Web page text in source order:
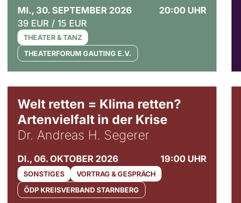
MI., 30. SEPTEMBER 2026
20:00 UHR
39 EUR / 15 EUR
THEATER & TANZ
THEATERFORUM GAUTING E.V.
Welt retten = Klima retten?
Artenvielfalt in der Krise
Dr. Andreas H. Segerer
DI., 06. OKTOBER 2026 19:00 UHR
SONSTIGES
VORTRAG & GESPRÄCH
ÖDP KREISVERBAND STARNBERG